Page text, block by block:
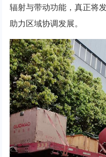
辐射与带动功能，真正将
助力区域协调发展。